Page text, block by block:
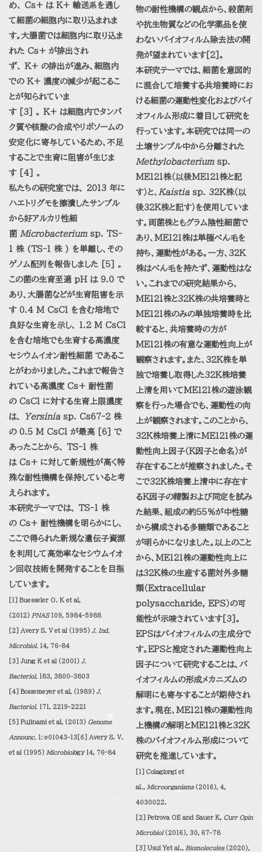
め、 Cs+ は K+ 輸送系を通し
て細菌の細胞内に取り込まれま
す。大腸菌では細胞内に取り込ま
れた Cs+ が排出され
ず、 K+ の排出が進み、細胞内
での K+ 濃度の減少が起こるこ
とが知られていま
す [3] 。 K+ は細胞内でタンパ
ク質や核酸の合成やリボソームの
安定化に寄与しているため、不足
することで生育に阻害が生じま
す [4] 。
私たちの研究室では、
2013 年に
ハエトリグモを擦潰したサンプル
から好アルカリ性細
菌 Microbacterium sp. TS-
1 株 (TS-1 株 ) を単離し、その
ゲノム配列を報告しました
[5]
。
この菌の生育至適 pH は 9.0 で
あり、大腸菌などが生育阻害を示
す 0.4 M CsCl を含む培地で
良好な生育を示し、
1.2 M CsCl
を含む培地でも生育する高濃度
セシウムイオン耐性細菌 であるこ
とがわかりました。これまで報告さ
れている高濃度 Cs+ 耐性菌
の CsCl に対する生育上限濃度
は、
Yersinia sp. Cs67-2 株
の 0.5 M CsCl が最高 [6]
で
あったことから、
TS-1 株
は Cs+ に対して新規性が高く特
殊な耐性機構を保持していると考
えられます。
本研究テーマでは、
TS-1 株
の Cs+ 耐性機構を明らかにし、
ここで得られた新規な遺伝子資源
を利用して高効率なセシウムイオ
ン回収技術を開発することを目指
しています。
[1] Buesseler O. K et al,
(2012) PNAS109, 5984-5988
[2] Avery S. V et al (1995) J. Ind.
Microbiol. 14, 76-84
[3] Jung K et al (2001) J.
Bacteriol. 183, 3800-3803
[4] Bossemeyer et al, (1989) J.
Bacteriol. 171, 2219-2221
[5] Fujinami et al, (2013) Genome
Announc. 1: e01043-13 [6] Avery S. V.
et al (1995) Microbiology 14, 76–84
物の耐性機構の観点から、殺菌剤
や抗生物質などの化学薬品を使
わないバイオフィルム除去法の開
発が望まれています[2] 。
本研究テーマでは、細菌を意図的
に混合して培養する共培養時にお
ける細菌の運動性変化およびバイ
オフィルム形成に着目して研究を
行っています。本研究では同一の
土壌サンプル中から分離された
Methylobacteriumsp.
ME121株（以後ME121株と記
す）と、 Kaistiasp. 32K株（以
後32K株と記す）を使用していま
す。両菌株ともグラム陰性細菌で
あり、 ME121株は単極べん毛を
持ち、運動性がある。一方、 32K
株はべん毛を持たず、運動性はな
い。これまでの研究結果から、
ME121株と32K株の共培養時と
ME121株のみの単独培養時を比
較すると、共培養時の方が
ME121株の有意な運動性向上が
観察されます。また、 32K株を単
独で培養し取得した32K株培養
上清を用いてME121株の遊泳観
察を行った場合でも、運動性の向
上が観察されます。このことから、
32K株培養上清にME121株の運
動性向上因子（ K因子と命名 ）が
存在することが推察されました。そ
こで32K株培養上清中に存在す
るK因子の精製および同定を試み
た結果、組成の約55%が中性糖
から構成される多糖類であること
が明らかになりました。以上のこと
から、 ME121株の運動性向上に
は32K株の生産する菌対外多糖
類（ Extracellular
polysaccharide, EPS）の可
能性が示唆されています[3] 。
EPSはバイオフィルムの主成分で
す。 EPSと推定された運動性向上
因子について研究することは、バ
イオフィルムの形成メカニズムの
解明にも寄与することが期待され
ます。現在、 ME121株の運動性向
上機構の解明とME121株と32K
株のバイオフィルム形成について
研究を推進しています。
[1] Colagiorgi et
al., Microorganisms (2016), 4,
4030022.
[2] Petrova OE and Sauer K, Curr Opin
Microbiol (2016), 30, 67-78
[3] Usui Yet al., Biomolecules(2020),